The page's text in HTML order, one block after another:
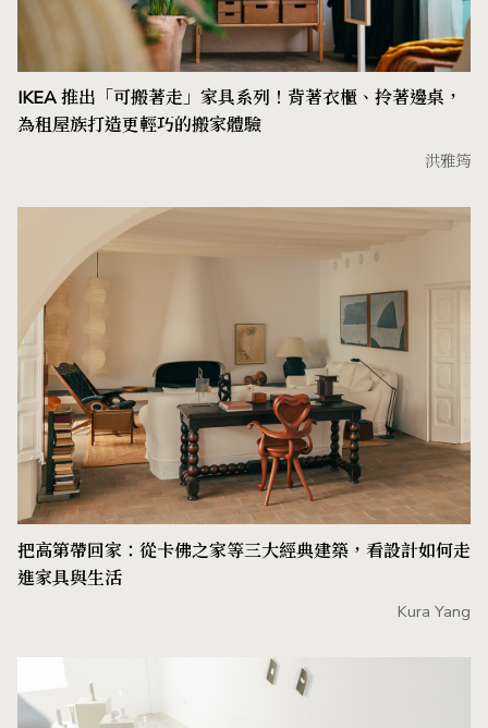
IKEA 推出「可搬著走」家具系列！背著衣櫃、拎著邊桌，
為租屋族打造更輕巧的搬家體驗
洪雅筠
把高第帶回家：從卡佛之家等三大經典建築，看設計如何走
進家具與生活
Kura Yang